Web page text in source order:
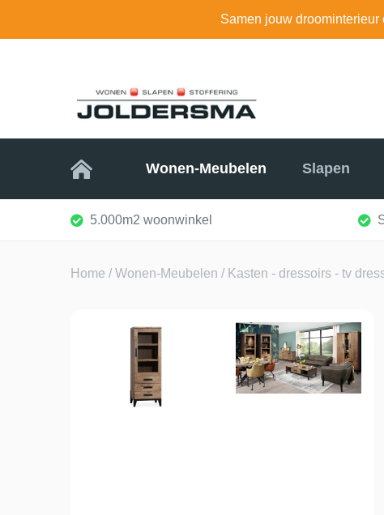
Samen jouw droominterieur
Home Wonen-Meubelen Slapen
5.000m2 woonwinkel
Home /Wonen-Meubelen / Kasten - dressoirs - tv